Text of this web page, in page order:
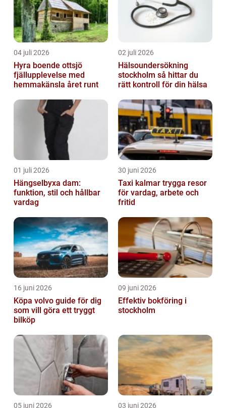
04 juli 2026
Hyra boende ottsjö
fjällupplevelse med
hemmakänsla året runt
02 juli 2026
Hälsoundersökning
stockholm så hittar du
rätt kontroll för din hälsa
01 juli 2026
Hängselbyxa dam:
funktion, stil och hållbar
vardag
30 juni 2026
Taxi kalmar trygga resor
för vardag, arbete och
fritid
16 juni 2026
Köpa volvo guide för dig
som vill göra ett tryggt
bilköp
09 juni 2026
Effektiv bokföring i
stockholm
05 juni 2026 03 juni 2026